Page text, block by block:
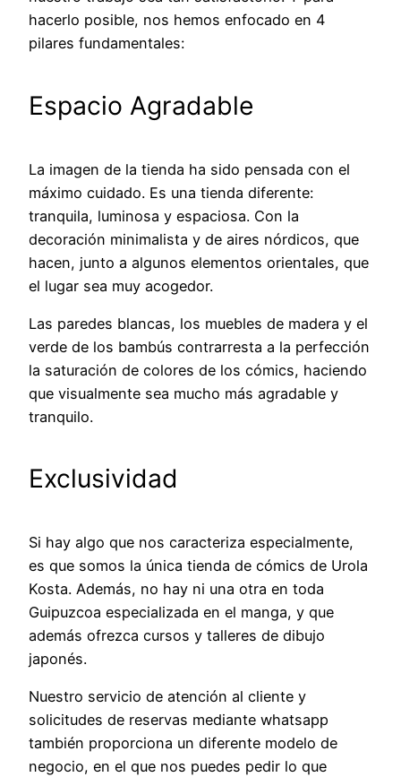
hacerlo posible, nos hemos enfocado en 4
pilares fundamentales:
Espacio Agradable
La imagen de la tienda ha sido pensada con el
máximo cuidado. Es una tienda diferente:
tranquila, luminosa y espaciosa. Con la
decoración minimalista y de aires nórdicos, que
hacen, junto a algunos elementos orientales, que
el lugar sea muy acogedor.
Las paredes blancas, los muebles de madera y el
verde de los bambús contrarresta a la perfección
la saturación de colores de los cómics, haciendo
que visualmente sea mucho más agradable y
tranquilo.
Exclusividad
Si hay algo que nos caracteriza especialmente,
es que somos la única tienda de cómics de Urola
Kosta. Además, no hay ni una otra en toda
Guipuzcoa especializada en el manga, y que
además ofrezca cursos y talleres de dibujo
japonés.
Nuestro servicio de atención al cliente y
solicitudes de reservas mediante whatsapp
también proporciona un diferente modelo de
negocio, en el que nos puedes pedir lo que